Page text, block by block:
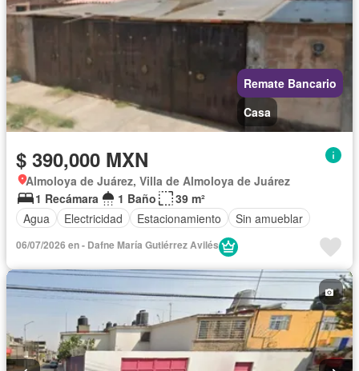
Remate Bancario
Casa
$ 390,000 MXN
Almoloya de Juárez, Villa de Almoloya de Juárez
1 Recámara
1 Baño
39 m²
Agua
Electricidad Estacionamiento Sin amueblar
06/07/2026 en - Dafne María Gutiérrez Avilés